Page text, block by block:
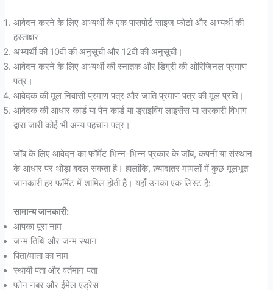
आवेदन करने के लिए अभ्यर्थी के एक पासपोर्ट साइज फोटो और अभ्यर्थी की
हस्ताक्षर
अभ्यर्थी की 10वीं की अनुसूची और 12वीं की अनुसूची।
आवेदन करने के लिए अभ्यर्थी की स्नातक और डिग्री की ओरिजिनल प्रमाण
पत्र।
आवेदक की मूल निवासी प्रमाण पत्र और जाति प्रमाण पत्र की मूल प्रति।
आवेदक की आधार कार्ड या पैन कार्ड या ड्राइविंग लाइसेंस या सरकारी विभाग
द्वारा जारी कोई भी अन्य पहचान पत्र।
जॉब के लिए आवेदन का फॉर्मेट भिन्न-भिन्न प्रकार के जॉब, कंपनी या संस्थान
के आधार पर थोड़ा बदल सकता है। हालांकि, ज़्यादातर मामलों में कुछ मूलभूत
जानकारी हर फॉर्मेट में शामिल होती है। यहाँ उनका एक लिस्ट है:
सामान्य जानकारी:
आपका पूरा नाम
जन्म तिथि और जन्म स्थान
पिता/माता का नाम
स्थायी पता और वर्तमान पता
फोन नंबर और ईमेल एड्रेस